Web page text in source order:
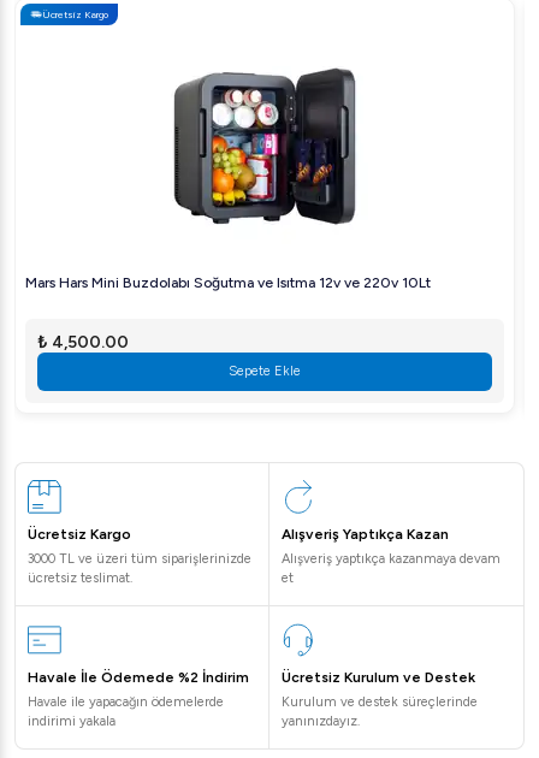
Ücretsiz Kargo
Mars Hars Mini Buzdolabı Soğutma ve Isıtma 12v ve 220v 10Lt
₺ 4,500.00
Sepete Ekle
Ücretsiz Kargo
3000 TL ve üzeri tüm siparişlerinizde
ücretsiz teslimat.
Alışveriş Yaptıkça Kazan
Alışveriş yaptıkça kazanmaya devam
et
Havale İle Ödemede %2 İndirim
Havale ile yapacağın ödemelerde
indirimi yakala
Ücretsiz Kurulum ve Destek
Kurulum ve destek süreçlerinde
yanınızdayız.